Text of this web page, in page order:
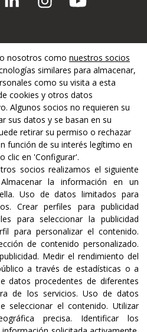
nosotros como nuestros socios
similares para almacenar,
como su visita a esta
cookies y otros datos
Algunos socios no requieren su
sus datos y se basan en su
retirar su permiso o rechazar
función de su interés legítimo en
clic en 'Configurar'.
socios realizamos el siguiente
Almacenar la información en un
. Uso de datos limitados para
.Crear perfiles para publicidad
para seleccionar la publicidad
para personalizar el contenido.
de contenido personalizado.
. Medir el rendimiento del
a través de estadísticas o a
datos procedentes de diferentes
de los servicios. Uso de datos
seleccionar el contenido. Utilizar
precisa. Identificar los